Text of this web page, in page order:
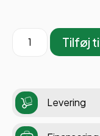
Tilføj
Levering